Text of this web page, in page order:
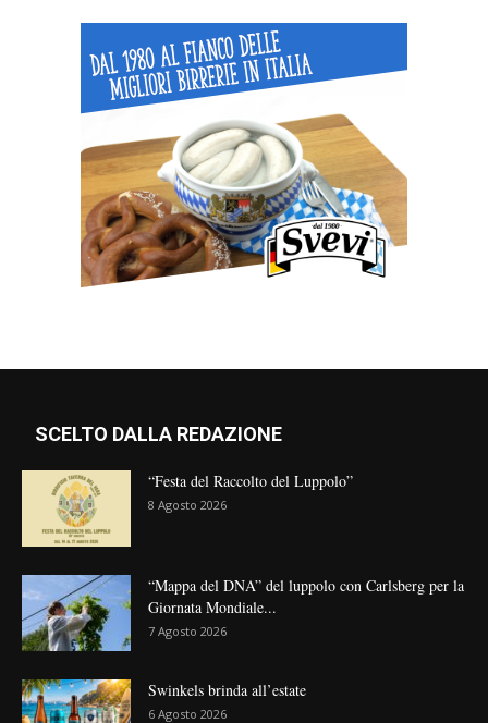
SCELTO DALLA REDAZIONE
“Festa del Raccolto del Luppolo”
8 Agosto 2026
“Mappa del DNA” del luppolo con Carlsberg per la
Giornata Mondiale...
7 Agosto 2026
Swinkels brinda all’estate
6 Agosto 2026